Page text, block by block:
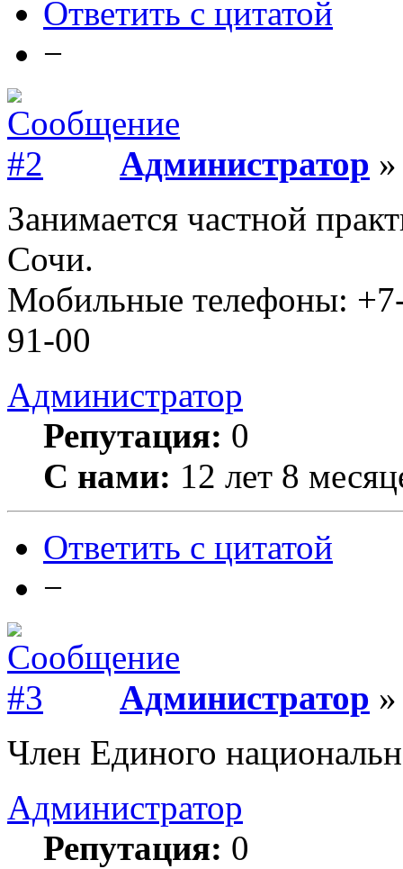
Ответить с цитатой
−
Администратор
Занимается частной
Сочи.
Мобильные телефоны:
91-00
Администратор
Репутация: 0
С нами: 12 лет 8
Ответить с цитатой
−
Администратор
Член Единого
Администратор
Репутация: 0